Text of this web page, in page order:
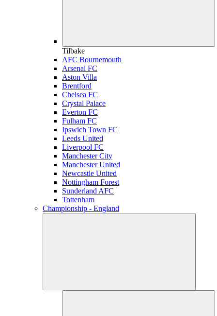
Tilbake
AFC Bournemouth
Arsenal FC
Aston Villa
Brentford
Chelsea FC
Crystal Palace
Everton FC
Fulham FC
Ipswich Town FC
Leeds United
Liverpool FC
Manchester City
Manchester United
Newcastle United
Nottingham Forest
Sunderland AFC
Tottenham
Championship - England